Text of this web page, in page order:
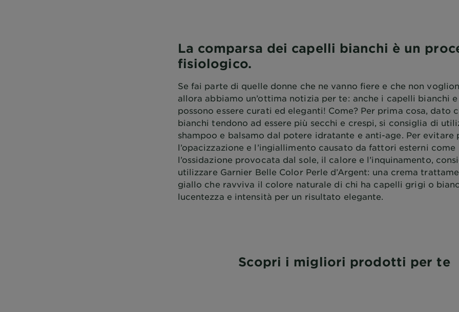
La comparsa dei capelli bianchi è un
fisiologico.
Se fai parte di quelle donne che ne vanno fiere e che non
allora abbiamo un’ottima notizia per te: anche i capelli bianchi
possono essere curati ed eleganti! Come? Per prima cosa, dato
bianchi tendono ad essere più secchi e crespi, si consiglia di
shampoo e balsamo dal potere idratante e anti-age. Per evitare
l’opacizzazione e l’ingiallimento causato da fattori esterni come
l’ossidazione provocata dal sole, il calore e l’inquinamento,
utilizzare Garnier Belle Color Perle d’Argent: una crema
giallo che ravviva il colore naturale di chi ha capelli grigi o
lucentezza e intensità per un risultato elegante.
Scopri i migliori prodotti per te